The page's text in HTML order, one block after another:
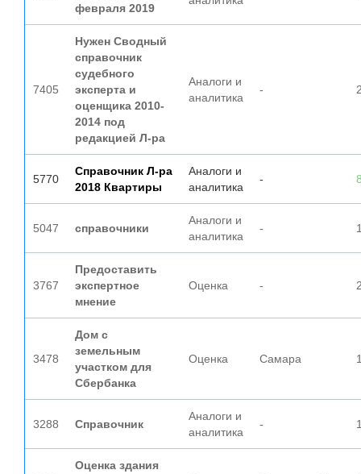
февраля 2019
7405
Нужен Сводный
справочник
судебного
эксперта и
оценщика 2010-
2014 под
редакцией Л-ра
Аналоги и
аналитика
-
5770
Справочник Л-ра
2018 Квартиры
Аналоги и
аналитика
-
5047 справочники
Аналоги и
аналитика
-
3767
Предоставить
экспертное
мнение
Оценка -
3478
Дом с
земельным
участком для
Сбербанка
Оценка Самара
3288 Справочник
Аналоги и
аналитика
-
Оценка здания